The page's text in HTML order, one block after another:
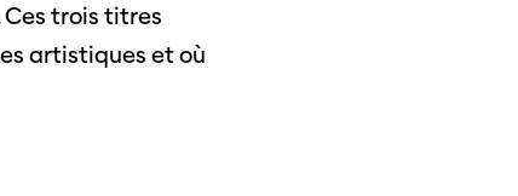
trois titres
artistiques et où